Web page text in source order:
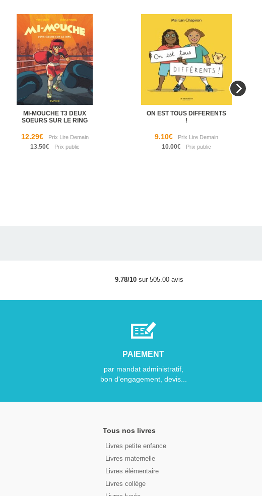
MI-MOUCHE T3 DEUX
SOEURS SUR LE RING
12.29€
13.50€
ON EST TOUS DIFFERENTS
!
9.10€
10.00€
9.78/10sur 505.00 avis
PAIEMENT
par mandat administratif,
bon d'engagement, devis...
Tous nos livres
Livres petite enfance
Livres maternelle
Livres élémentaire
Livres collège